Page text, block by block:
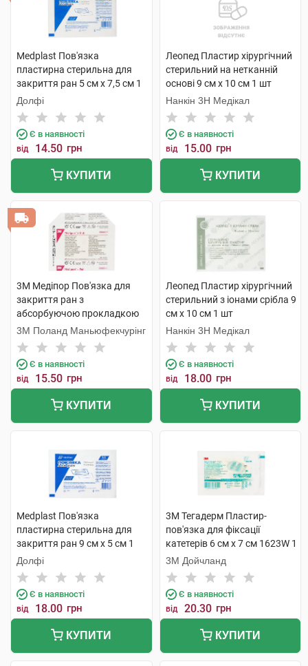
Medplast Пов'язка
пластирна стерильна для
закриття ран 5 см х 7,5 см 1
шт
Долфі
Є в наявності
від 14.50 грн
КУПИТИ
Леопед Пластир хірургічний
стерильний на нетканній
основі 9 см х 10 см 1 шт
Нанкін 3H Медікал
Є в наявності
від 15.00 грн
КУПИТИ
3M Медіпор Пов'язка для
закриття ран з
абсорбуючою прокладкою
розмір 6 см х 10 см 1 шт
3M Поланд Маньюфекчурінг
Є в наявності
від 15.50 грн
КУПИТИ
Леопед Пластир хірургічний
стерильний з іонами срібла 9
см х 10 см 1 шт
Нанкін 3H Медікал
Є в наявності
від 18.00 грн
КУПИТИ
Medplast Пов'язка
пластирна стерильна для
закриття ран 9 см х 5 см 1
шт
Долфі
Є в наявності
від 18.00 грн
КУПИТИ
3M Тегадерм Пластир-
пов'язка для фіксації
катетерів 6 см х 7 см 1623W 1
шт
3М Дойчланд
Є в наявності
від 20.30 грн
КУПИТИ